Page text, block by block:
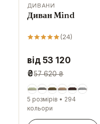
-8 %
ДИВАНИ
Диван Mind
(24)
від 53 120
₴57 620 ₴
5 розмірів • 294
кольори